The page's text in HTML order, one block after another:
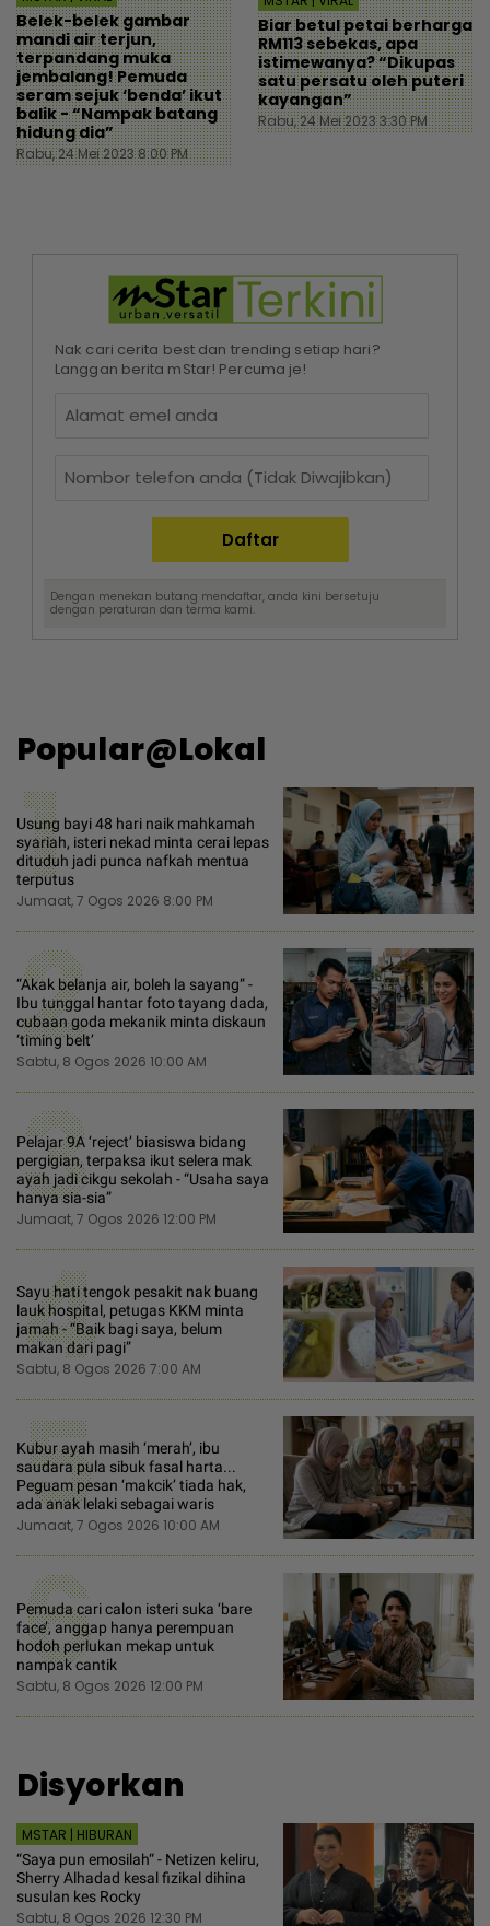
Belek-belek gambar
mandi air terjun,
terpandang muka
jembalang! Pemuda
seram sejuk ‘benda’ ikut
balik - “Nampak batang
hidung dia”
Rabu, 24 Mei 2023 8:00 PM
Biar betul petai berharga
RM113 sebekas, apa
istimewanya? “Dikupas
satu persatu oleh puteri
kayangan”
Rabu, 24 Mei 2023 3:30 PM
Nak cari cerita best dan trending setiap hari?
Langgan berita mStar! Percuma je!
Dengan menekan butang mendaftar, anda kini bersetuju
dengan peraturan dan terma kami.
Popular@Lokal
1
Usung bayi 48 hari naik mahkamah
syariah, isteri nekad minta cerai lepas
dituduh jadi punca nafkah mentua
terputus
Jumaat, 7 Ogos 2026 8:00 PM
2
“Akak belanja air, boleh la sayang” -
Ibu tunggal hantar foto tayang dada,
cubaan goda mekanik minta diskaun
‘timing belt’
Sabtu, 8 Ogos 2026 10:00 AM
3
Pelajar 9A ‘reject’ biasiswa bidang
pergigian, terpaksa ikut selera mak
ayah jadi cikgu sekolah - “Usaha saya
hanya sia-sia”
Jumaat, 7 Ogos 2026 12:00 PM
4
Sayu hati tengok pesakit nak buang
lauk hospital, petugas KKM minta
jamah - “Baik bagi saya, belum
makan dari pagi”
Sabtu, 8 Ogos 2026 7:00 AM
5
Kubur ayah masih ‘merah’, ibu
saudara pula sibuk fasal harta...
Peguam pesan ‘makcik’ tiada hak,
ada anak lelaki sebagai waris
Jumaat, 7 Ogos 2026 10:00 AM
6
Pemuda cari calon isteri suka ‘bare
face’, anggap hanya perempuan
hodoh perlukan mekap untuk
nampak cantik
Sabtu, 8 Ogos 2026 12:00 PM
Disyorkan
MSTAR | HIBURAN
“Saya pun emosilah“ - Netizen keliru,
Sherry Alhadad kesal fizikal dihina
susulan kes Rocky
Sabtu, 8 Ogos 2026 12:30 PM